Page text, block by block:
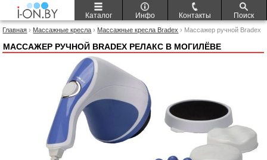
Каталог Инфо Контакты Поиск
Главная › Массажные кресла › Массажные кресла Bradex › Массажер ручной Bradex
МАССАЖЕР РУЧНОЙ BRADEX РЕЛАКС В МОГИЛЁВЕ